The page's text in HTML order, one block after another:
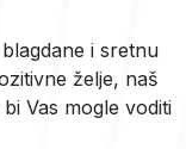
i sretnu
želje, naš
Vas mogle voditi